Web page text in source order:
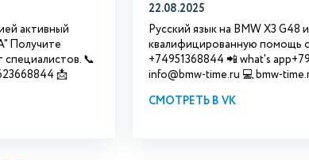
активный
Получите
📞
📩
22.08.2025
Русский язык на BMW X3 G48
квалифицированную помощь
+74951368844 📲 what's
info@bmw-time.ru 💻 bmw-
СМОТРЕТЬ В VK